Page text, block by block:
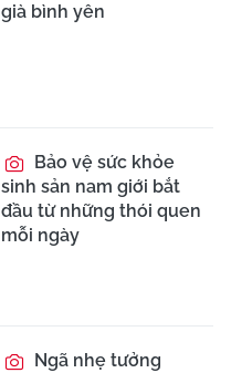
già bình yên
Bảo vệ sức khỏe
sinh sản nam giới bắt
đầu từ những thói quen
mỗi ngày
Ngã nhẹ tưởng